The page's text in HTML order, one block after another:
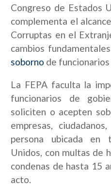
Congreso de Estados
complementa el
Corruptas en el
cambios
soborno de funcionarios
La FEPA faculta la
funcionarios de
soliciten o acepten
empresas,
persona ubicada en
Unidos, con multas de
condenas de hasta 15
acto.